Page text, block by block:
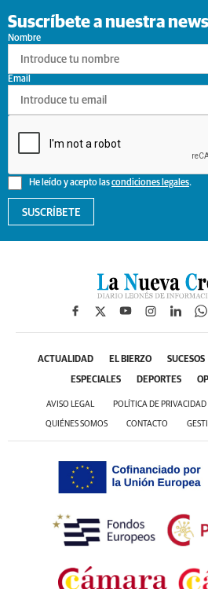
Suscríbete a nuestra
Nombre
He leído y acepto lascondiciones legales.
Email
SUSCRÍBETE
ACTUALIDAD EL BIERZO SUCESOS
ESPECIALES DEPORTES
AVISO LEGAL POLÍTICA DE PRIVACIDAD
QUIÉNES SOMOS CONTACTO